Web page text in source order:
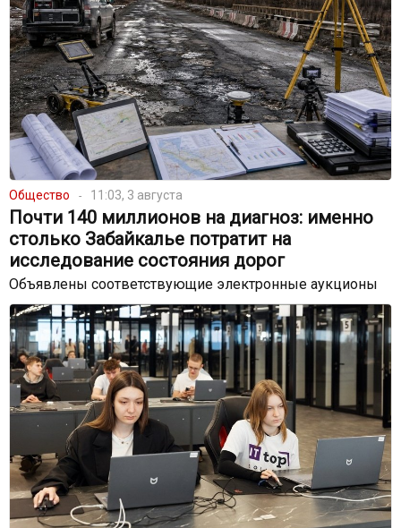
Общество 11:03, 3 августа
Почти 140 миллионов на диагноз: именно
столько Забайкалье потратит на
исследование состояния дорог
Объявлены соответствующие электронные аукционы